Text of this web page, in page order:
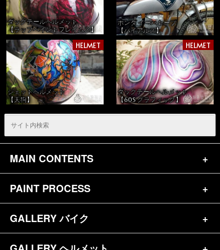
ダックテールヘルメット
【ラップペイントフレイムス】
ホンダ イーハトーブ
【バイアルス】
HELMET
ジェットヘルメット
【天狗】
HELMET
ダックテールヘルメット
【60S グラフィック】
MAIN CONTENTS
トップページ
お問合せ
PAINT PROCESS
バイク（180）
ヘルメット（84）
GALLERY バイク